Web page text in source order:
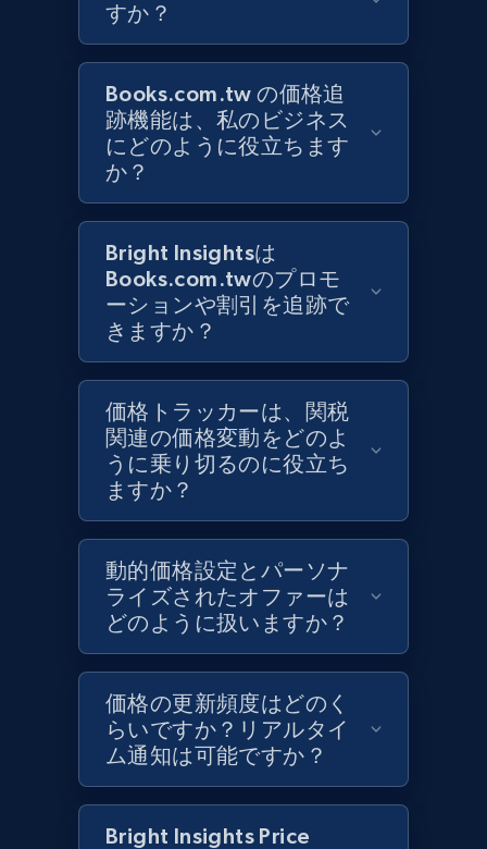
Target - Gather data on products using
specified keywords
URL, Product id, Title, Product description,
Rating, Reviews count, Initial price, Discount,
and more.
1.3K+ 175+ 今すぐ始める
Target - Discover products by category url
URL, Product id, Title, Product description,
and more.
1.3K+ 175+ 今すぐ始める
Target - Discover products by specified
URL, Product id, Title, Product description,
Rating, Reviews count, Initial price, Discount,
and more.
1.3K+ 175+ 今すぐ始める
Zara - Products
すか？
Books.com.tw の価格追
跡機能は、私のビジネス
にどのように役立ちます
か？
Bright Insightsは
Books.com.twのプロモ
ーションや割引を追跡で
きますか？
価格トラッカーは、関税
関連の価格変動をどのよ
うに乗り切るのに役立ち
ますか？
動的価格設定とパーソナ
ライズされたオファーは
どのように扱いますか？
価格の更新頻度はどのく
らいですか？リアルタイ
ム通知は可能ですか？
Bright Insights Price